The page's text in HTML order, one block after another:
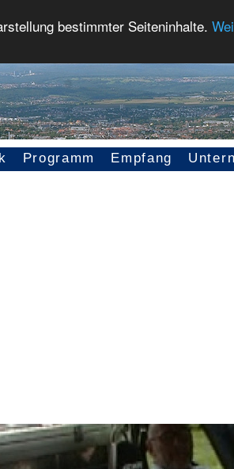
bestimmter Seiteninhalte.
Programm Empfang